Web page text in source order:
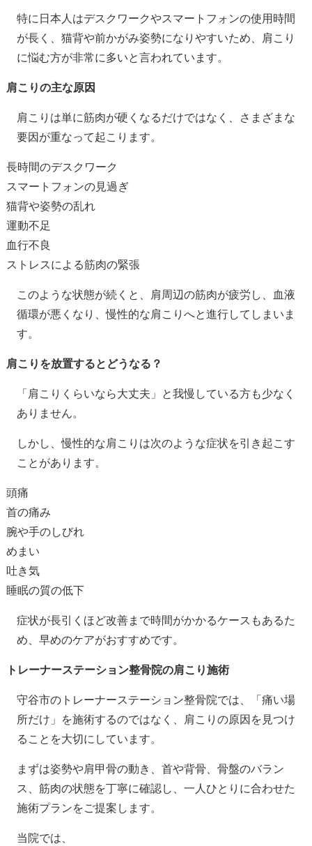
特に日本人はデスクワークやスマートフォンの使用時間
が長く、猫背や前かがみ姿勢になりやすいため、肩こり
に悩む方が非常に多いと言われています。
肩こりの主な原因
肩こりは単に筋肉が硬くなるだけではなく、さまざまな
要因が重なって起こります。
長時間のデスクワーク
スマートフォンの見過ぎ
猫背や姿勢の乱れ
運動不足
血行不良
ストレスによる筋肉の緊張
このような状態が続くと、肩周辺の筋肉が疲労し、血液
循環が悪くなり、慢性的な肩こりへと進行してしまいま
す。
肩こりを放置するとどうなる？
「肩こりくらいなら大丈夫」と我慢している方も少なく
ありません。
しかし、慢性的な肩こりは次のような症状を引き起こす
ことがあります。
頭痛
首の痛み
腕や手のしびれ
めまい
吐き気
睡眠の質の低下
症状が長引くほど改善まで時間がかかるケースもあるた
め、早めのケアがおすすめです。
トレーナーステーション整骨院の肩こり施術
守谷市のトレーナーステーション整骨院では、「痛い場
所だけ」を施術するのではなく、肩こりの原因を見つけ
ることを大切にしています。
まずは姿勢や肩甲骨の動き、首や背骨、骨盤のバラン
ス、筋肉の状態を丁寧に確認し、一人ひとりに合わせた
施術プランをご提案します。
当院では、